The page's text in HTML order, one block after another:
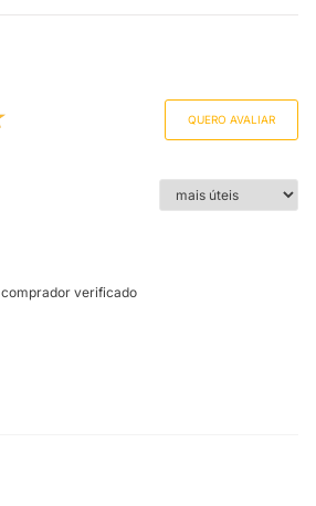
QUERO AVALIAR
comprador verificado